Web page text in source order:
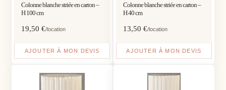
Colonne blanche striée en carton –
H 100 cm
19,50€/location
AJOUTER À MON DEVIS
Colonne blanche striée en carton –
H 40 cm
13,50 €/location
AJOUTER À MON DEVIS